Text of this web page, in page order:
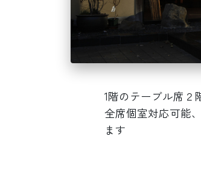
1階のテーブル席２
全席個室対応可能
ます